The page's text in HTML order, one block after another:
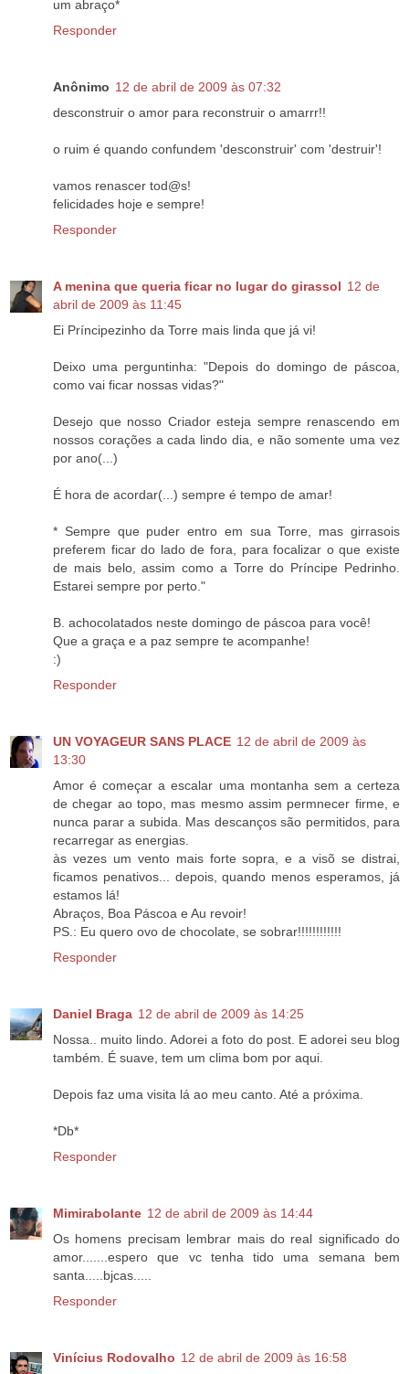
um abraço*
Responder
Anônimo 12 de abril de 2009 às 07:32
desconstruir o amor para reconstruir o amarrr!!
o ruim é quando confundem 'desconstruir' com 'destruir'!
vamos renascer tod@s!
felicidades hoje e sempre!
Responder
A menina que queria ficar no lugar do girassol 12 de
abril de 2009 às 11:45
Ei Príncipezinho da Torre mais linda que já vi!
Deixo uma perguntinha: "Depois do domingo de páscoa,
como vai ficar nossas vidas?"
Desejo que nosso Criador esteja sempre renascendo em
nossos corações a cada lindo dia, e não somente uma vez
por ano(...)
É hora de acordar(...) sempre é tempo de amar!
* Sempre que puder entro em sua Torre, mas girrasois
preferem ficar do lado de fora, para focalizar o que existe
de mais belo, assim como a Torre do Príncipe Pedrinho.
Estarei sempre por perto."
B. achocolatados neste domingo de páscoa para você!
Que a graça e a paz sempre te acompanhe!
:)
Responder
UN VOYAGEUR SANS PLACE 12 de abril de 2009 às
13:30
Amor é começar a escalar uma montanha sem a certeza
de chegar ao topo, mas mesmo assim permnecer firme, e
nunca parar a subida. Mas descanços são permitidos, para
recarregar as energias.
às vezes um vento mais forte sopra, e a visõ se distrai,
ficamos penativos... depois, quando menos esperamos, já
estamos lá!
Abraços, Boa Páscoa e Au revoir!
PS.: Eu quero ovo de chocolate, se sobrar!!!!!!!!!!!!
Responder
Daniel Braga 12 de abril de 2009 às 14:25
Nossa.. muito lindo. Adorei a foto do post. E adorei seu blog
também. É suave, tem um clima bom por aqui.
Depois faz uma visita lá ao meu canto. Até a próxima.
*Db*
Responder
Mimirabolante 12 de abril de 2009 às 14:44
Os homens precisam lembrar mais do real significado do
amor.......espero que vc tenha tido uma semana bem
santa.....bjcas.....
Responder
Vinícius Rodovalho 12 de abril de 2009 às 16:58